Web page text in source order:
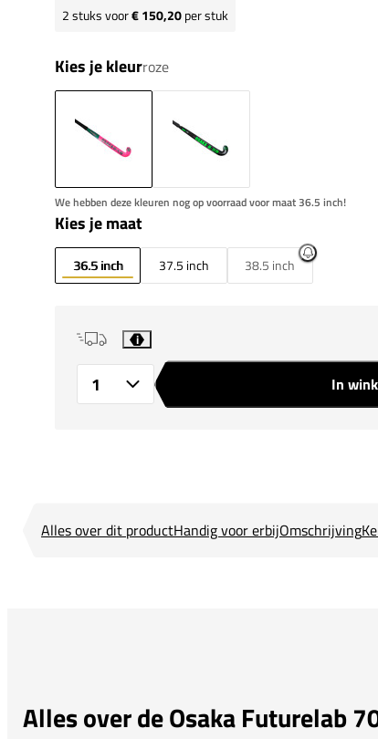
2stuks voor€ 150,20per stuk
Kies je kleurroze
We hebben deze kleuren nog op voorraad voor maat 36.5 inch!
Kies je maat
36.5 inch 37.5 inch 38.5 inch
i
In
Alles over dit productHandig voor erbijOmschrijving
Alles over de Osaka Futurelab